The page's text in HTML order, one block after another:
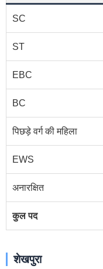
SC
ST
EBC
BC
पिछड़े वर्ग की महिला
EWS
अनारक्षित
कुल पद
शेखपुरा